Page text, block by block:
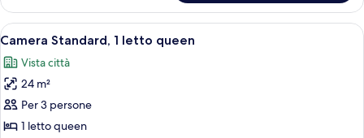
Standard,
letti
Apri
tutte
le
foto
per
Camera
Camera d'albergo con un letto
9
Camera Standard, 1 letto queen
Vista città
24 m²
Per 3 persone
1 letto queen